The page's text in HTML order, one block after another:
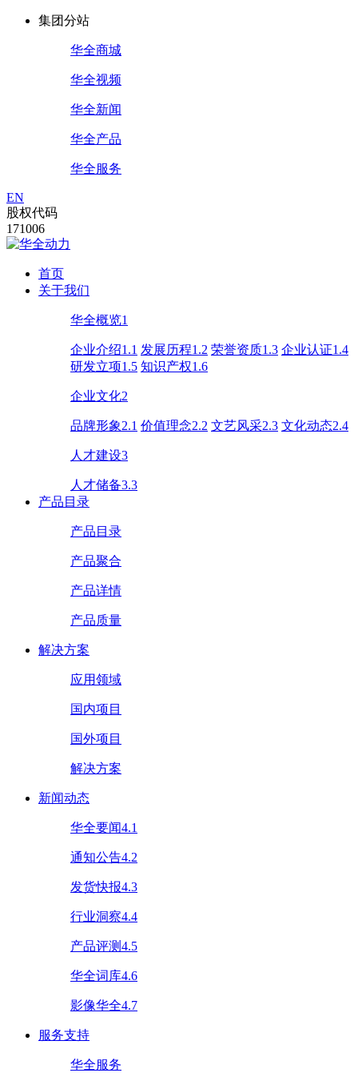
集团分站
华全商城
华全视频
华全新闻
华全产品
华全服务
EN
股权代码
171006
首页
关于我们
华全概览1
企业介绍1.1 发展历程1.2 荣誉资质1.3 企业认证1.4
研发立项1.5 知识产权1.6
企业文化2
品牌形象2.1 价值理念2.2 文艺风采2.3 文化动态2.4
人才建设3
人才储备3.3
产品目录
产品目录
产品聚合
产品详情
产品质量
解决方案
应用领域
国内项目
国外项目
解决方案
新闻动态
华全要闻4.1
通知公告4.2
发货快报4.3
行业洞察4.4
产品评测4.5
华全词库4.6
影像华全4.7
服务支持
华全服务